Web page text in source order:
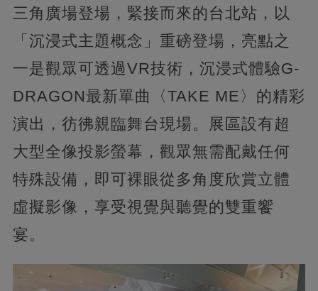
三角廣場登場，緊接而來的台北站，以
「沉浸式主題概念」重磅登場，亮點之
一是觀眾可透過VR技術，沉浸式體驗G-
DRAGON最新單曲〈TAKE ME〉的精彩
演出，彷彿親臨舞台現場。展區設有超
大型全像投影螢幕，觀眾無需配戴任何
特殊設備，即可裸眼從多角度欣賞立體
虛擬影像，享受視覺與聽覺的雙重饗
宴。